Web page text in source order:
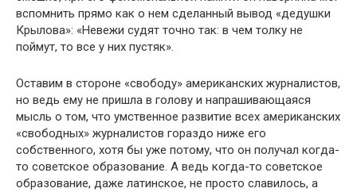
вспомнить прямо как о нем сделанный вывод «дедушки
Крылова»: «Невежи судят точно так: в чем толку не
поймут, то все у них пустяк».
Оставим в стороне «свободу» американских журналистов,
но ведь ему не пришла в голову и напрашивающаяся
мысль о том, что умственное развитие всех американских
«свободных» журнали­стов гораздо ниже его
собственного, хотя бы уже потому, что он получал когда-
то советское образование. А ведь когда-то советское
образование, даже латинское, не просто славилось, а